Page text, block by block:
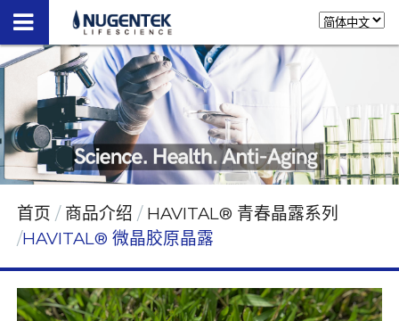
首页 商品介绍
HAVITAL® 青春晶露系列
HAVITAL® 微晶胶原晶露